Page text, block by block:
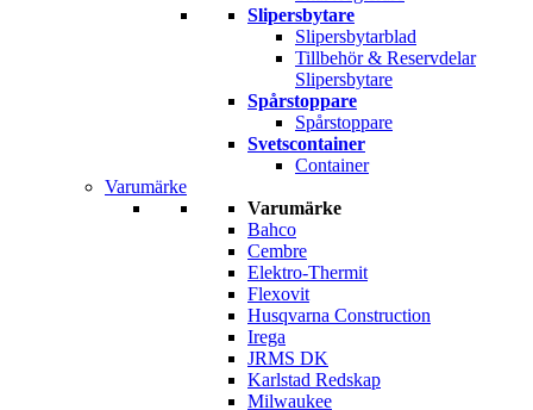
Slipersbytare
Slipersbytarblad
Tillbehör & Reservdelar
Slipersbytare
Spårstoppare
Spårstoppare
Svetscontainer
Container
Varumärke
Varumärke
Bahco
Cembre
Elektro-Thermit
Flexovit
Husqvarna Construction
Irega
JRMS DK
Karlstad Redskap
Milwaukee